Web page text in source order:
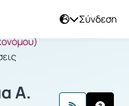
Σύνδεση
Ι (Τμήμα Α.
Α.